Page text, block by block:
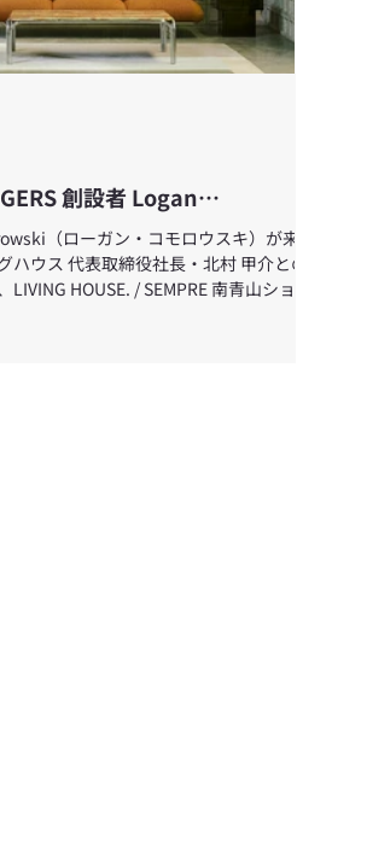
創設者 Logan
ガン・コモロウスキ）来日
Casual Luxury と世界の空間
（ローガン・コモロウスキ）が来日
ハウス 代表取締役社長・北村 甲介との
HOUSE. / SEMPRE 南青山ショー